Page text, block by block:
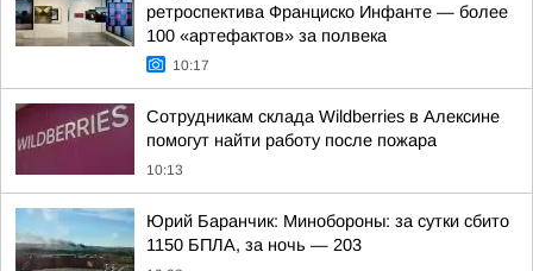
ретроспектива Франциско Инфанте — более
100 «артефактов» за полвека
10:17
Сотрудникам склада Wildberries в Алексине
помогут найти работу после пожара
10:13
Юрий Баранчик: Минобороны: за сутки сбито
1150 БПЛА, за ночь — 203